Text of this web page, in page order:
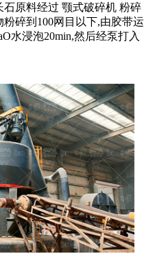
原料经过 颚式破碎机 粉碎
碎到100网目以下,由胶带运
水浸泡20min,然后经泵打入